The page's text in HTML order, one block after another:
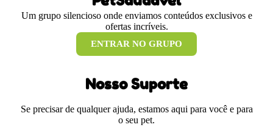
Um grupo silencioso onde enviamos conteúdos exclusivos e
ofertas incríveis.
ENTRAR NO GRUPO
Nosso Suporte
Se precisar de qualquer ajuda, estamos aqui para você e para
o seu pet.